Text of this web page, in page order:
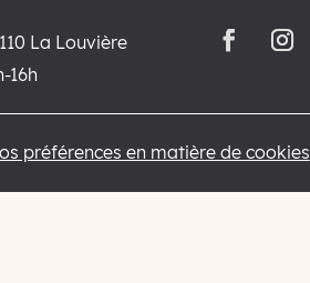
La Louvière
16h
préférences en matière de cookies